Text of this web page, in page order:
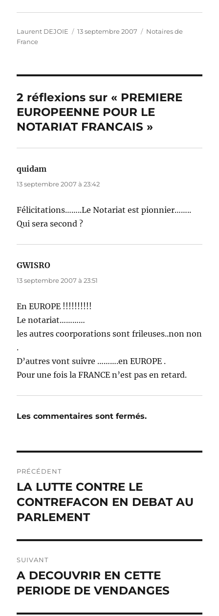
Auteur
Laurent DEJOIE
Publié
13 septembre 2007 Catégories
Notaires de
France
2 réflexions sur « PREMIERE
EUROPEENNE POUR LE
NOTARIAT FRANCAIS »
quidam
13 septembre 2007 à 23:42
Félicitations……..Le Notariat est pionnier……..
Qui sera second ?
GWISRO
13 septembre 2007 à 23:51
En EUROPE !!!!!!!!!!
Le notariat…………
les autres coorporations sont frileuses..non non
.
D’autres vont suivre ……….en EUROPE .
Pour une fois la FRANCE n’est pas en retard.
Les commentaires sont fermés.
de
l’article
PRÉCÉDENT
Publication
précédente :
LA LUTTE CONTRE LE
CONTREFACON EN DEBAT AU
PARLEMENT
SUIVANT
Publication
suivante :
A DECOUVRIR EN CETTE
PERIODE DE VENDANGES